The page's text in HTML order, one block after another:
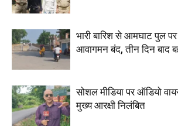
भारी बारिश से आमघाट पुल पर
आवागमन बंद, तीन दिन बाद
सोशल मीडिया पर ऑडियो
मुख्य आरक्षी निलंबित